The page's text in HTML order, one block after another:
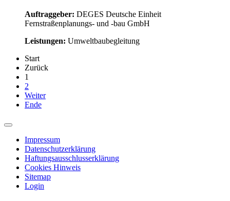
Auftraggeber: DEGES Deutsche Einheit
Fernstraßenplanungs- und -bau GmbH
Leistungen: Umweltbaubegleitung
Start
Zurück
1
2
Weiter
Ende
Impressum
Datenschutzerklärung
Haftungsausschlusserklärung
Cookies Hinweis
Sitemap
Login